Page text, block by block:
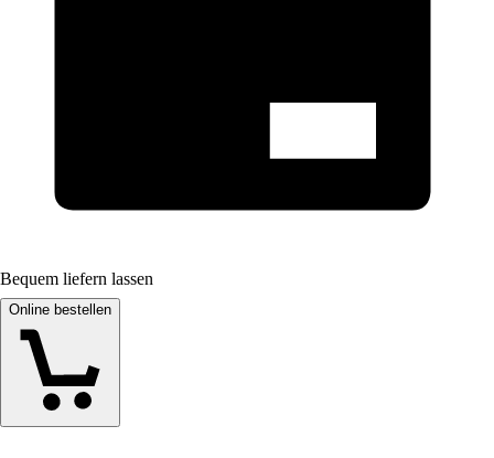
Bequem liefern lassen
Online bestellen